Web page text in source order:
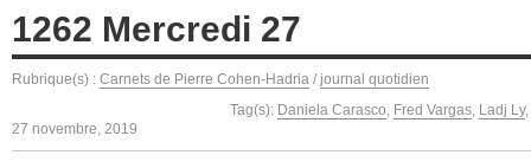
1262 Mercredi 27
Rubrique(s) : Carnets de Pierre Cohen-Hadria / journal quotidien
Tag(s): Daniela Carasco, Fred Vargas, Ladj Ly,
27 novembre, 2019